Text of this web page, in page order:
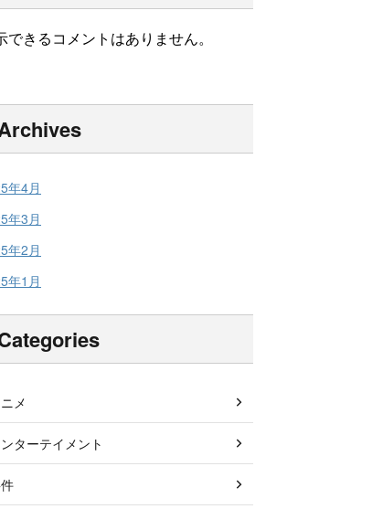
できるコメントはありません。
年4月
年3月
年2月
年1月
メ
ターテイメント